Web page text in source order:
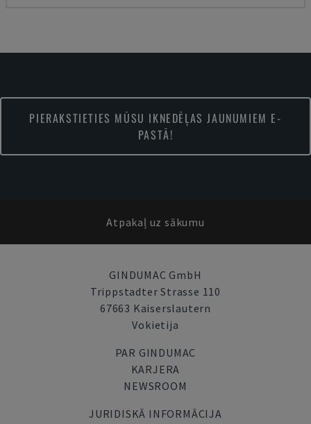
PIERAKSTIETIES MŪSU IKNEDĒĻAS JAUNUMIEM E-
PASTĀ!
Atpakaļ uz sākumu
GINDUMAC GmbH
Trippstadter Strasse 110
67663 Kaiserslautern
Vokietija
PAR GINDUMAC
KARJERA
NEWSROOM
JURIDISKĀ INFORMĀCIJA